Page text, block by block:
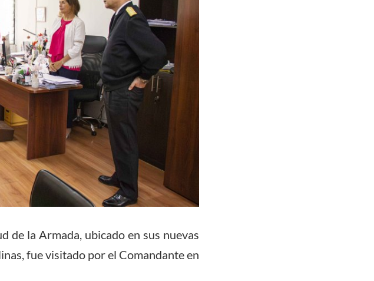
de la Armada, ubicado en sus nuevas
fue visitado por el Comandante en